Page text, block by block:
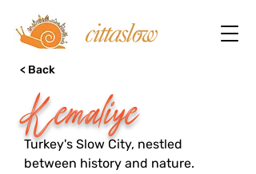
Kemaliye
< Back
Turkey's Slow City, nestled
between history and nature.